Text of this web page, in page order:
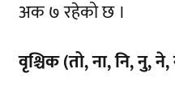
अक ७ रहेको छ ।
वृश्चिक (तो, ना, नि, नु,